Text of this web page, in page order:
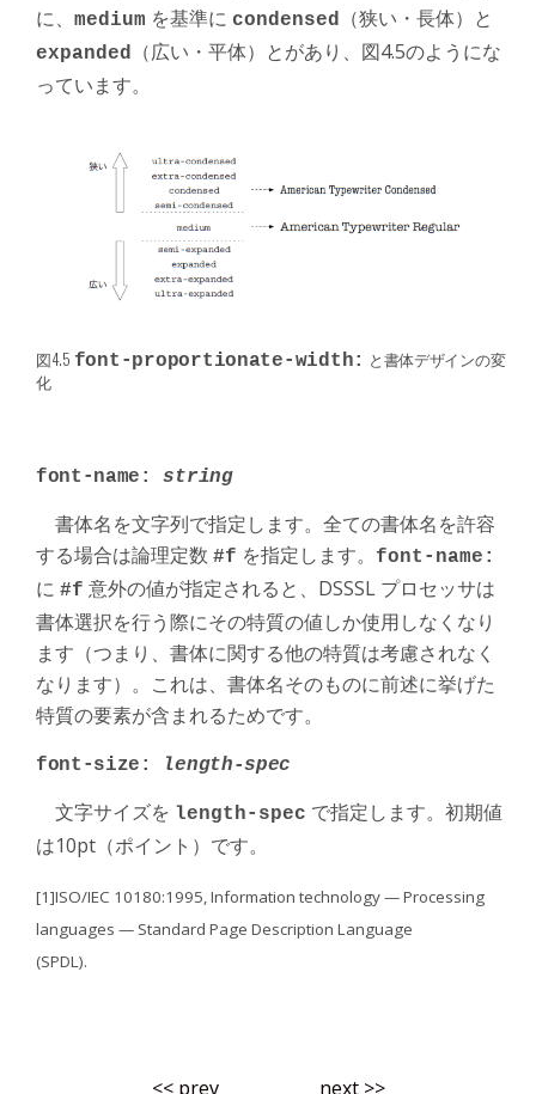
に、
medium を基準に condensed （狭い・長体）と
expanded
（広い・平体）とがあり、図4.5のようにな
っています。
図4.5 font-proportionate-width: と書体デザインの変
化
font-name:string
書体名を文字列で指定します。全ての書体名を許容
する場合は論理定数 #f を指定します。 font-name:
に #f 意外の値が指定されると、DSSSL プロセッサは
書体選択を行う際にその特質の値しか使用しなくなり
ます（つまり、書体に関する他の特質は考慮されなく
なります）。これは、書体名そのものに前述に挙げた
特質の要素が含まれるためです。
font-size: length-spec
文字サイズを length-spec で指定します。初期値
は10pt（ポイント）です。
[1]ISO/IEC 10180:1995, Information technology — Processing
languages — Standard Page Description Language
(SPDL).
<< prev next >>